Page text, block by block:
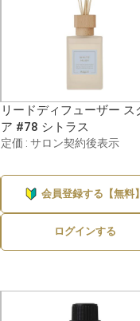
リードディフューザー ス
ア #78 シトラス
定価 : サロン契約後表示
会員登録する【無料】
ログインする